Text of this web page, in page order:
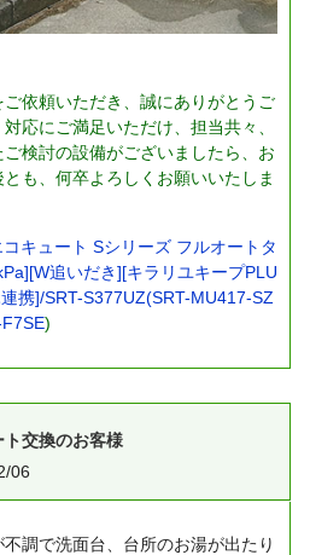
依頼いただき、誠にありがとうご
応にご満足いただけ、担当共々、
検討の設備がございましたら、お
も、何卒よろしくお願いいたしま
キュート Sシリーズ フルオートタ
追いだき][キラリユキープPLU
携]/SRT-S377UZ(SRT-MU417-SZ
)
交換のお客様
06
不調で洗面台、台所のお湯が出たり